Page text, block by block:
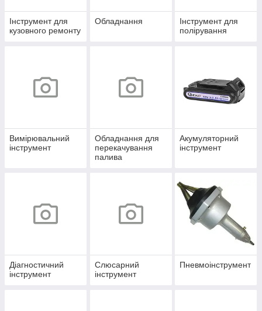
Інструмент для
кузовного ремонту
Обладнання
Інструмент для
полірування
Вимірювальний
інструмент
Обладнання для
перекачування
палива
Акумуляторний
інструмент
Діагностичний
інструмент
Слюсарний
інструмент
Пневмоінструмент